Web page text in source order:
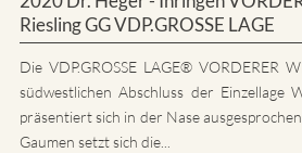
Riesling GG VDP.GROSSE LAGE
Die VDP.GROSSE LAGE® VORDERER
südwestlichen Abschluss der Einzellage
präsentiert sich in der Nase
Gaumen setzt sich die...